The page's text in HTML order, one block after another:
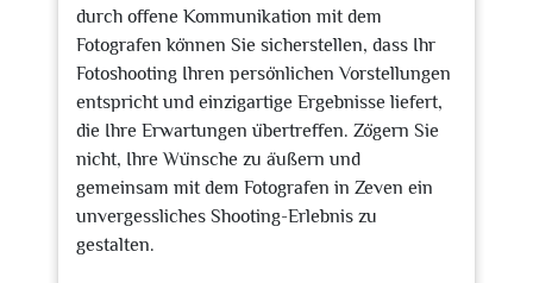
durch offene Kommunikation mit dem
Fotografen können Sie sicherstellen, dass Ihr
Fotoshooting Ihren persönlichen Vorstellungen
entspricht und einzigartige Ergebnisse liefert,
die Ihre Erwartungen übertreffen. Zögern Sie
nicht, Ihre Wünsche zu äußern und
gemeinsam mit dem Fotografen in Zeven ein
unvergessliches Shooting-Erlebnis zu
gestalten.